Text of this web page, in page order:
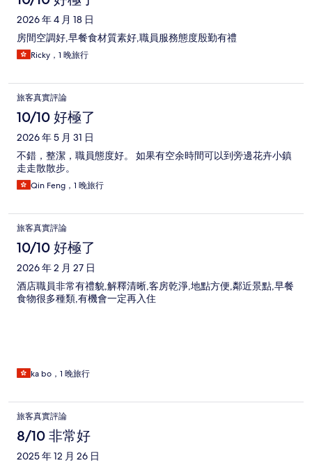
2026 年 4 月 18 日
房間空調好,早餐食材質素好,職員服務態度殷勤有禮
Ricky，1 晚旅行
旅客真實評論
10/10 好極了
2026 年 5 月 31 日
不錯，整潔，職員態度好。 如果有空余時間可以到旁邊花卉小鎮
走走散散步。
Qin Feng，1 晚旅行
旅客真實評論
10/10 好極了
2026 年 2 月 27 日
酒店職員非常有禮貌,解釋清晰,客房乾淨,地點方便,鄰近景點,早餐
食物很多種類,有機會一定再入住
ka bo，1 晚旅行
旅客真實評論
8/10 非常好
2025 年 12 月 26 日